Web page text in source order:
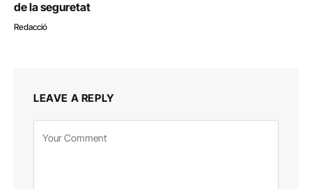
de la seguretat
Redacció
LEAVE A REPLY